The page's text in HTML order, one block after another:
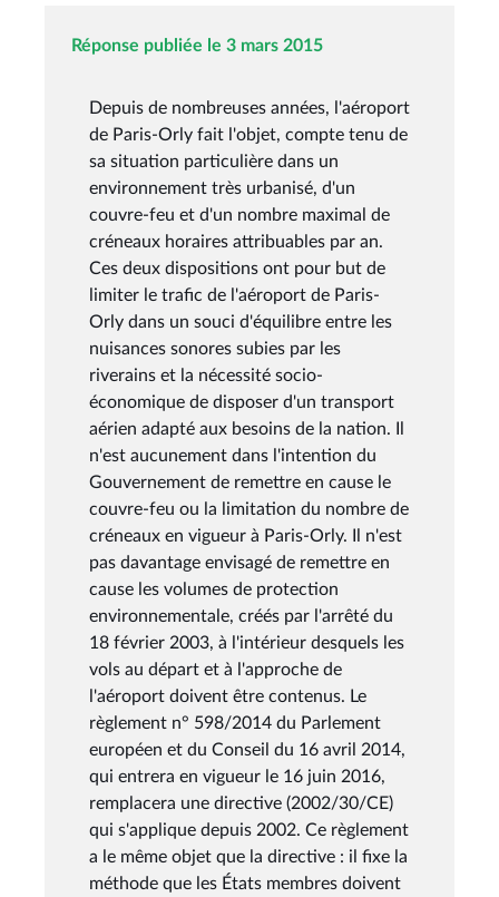
Réponse publiée le 3 mars 2015
Depuis de nombreuses années, l'aéroport
de Paris-Orly fait l'objet, compte tenu de
sa situation particulière dans un
environnement très urbanisé, d'un
couvre-feu et d'un nombre maximal de
créneaux horaires attribuables par an.
Ces deux dispositions ont pour but de
limiter le trafic de l'aéroport de Paris-
Orly dans un souci d'équilibre entre les
nuisances sonores subies par les
riverains et la nécessité socio-
économique de disposer d'un transport
aérien adapté aux besoins de la nation. Il
n'est aucunement dans l'intention du
Gouvernement de remettre en cause le
couvre-feu ou la limitation du nombre de
créneaux en vigueur à Paris-Orly. Il n'est
pas davantage envisagé de remettre en
cause les volumes de protection
environnementale, créés par l'arrêté du
18 février 2003, à l'intérieur desquels les
vols au départ et à l'approche de
l'aéroport doivent être contenus. Le
règlement n° 598/2014 du Parlement
européen et du Conseil du 16 avril 2014,
qui entrera en vigueur le 16 juin 2016,
remplacera une directive (2002/30/CE)
qui s'applique depuis 2002. Ce règlement
a le même objet que la directive : il fixe la
méthode que les États membres doivent